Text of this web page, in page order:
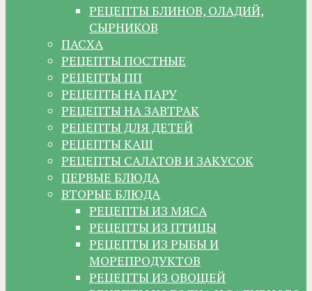
РЕЦЕПТЫ БЛИНОВ, ОЛАДИЙ,
СЫРНИКОВ
ПАСХА
РЕЦЕПТЫ ПОСТНЫЕ
РЕЦЕПТЫ ПП
РЕЦЕПТЫ НА ПАРУ
РЕЦЕПТЫ НА ЗАВТРАК
РЕЦЕПТЫ ДЛЯ ДЕТЕЙ
РЕЦЕПТЫ КАШ
РЕЦЕПТЫ САЛАТОВ И ЗАКУСОК
ПЕРВЫЕ БЛЮДА
ВТОРЫЕ БЛЮДА
РЕЦЕПТЫ ИЗ МЯСА
РЕЦЕПТЫ ИЗ ПТИЦЫ
РЕЦЕПТЫ ИЗ РЫБЫ И
МОРЕПРОДУКТОВ
РЕЦЕПТЫ ИЗ ОВОЩЕЙ